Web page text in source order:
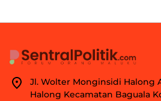
Jl. Wolter Monginsidi Halong
Halong Kecamatan Baguala